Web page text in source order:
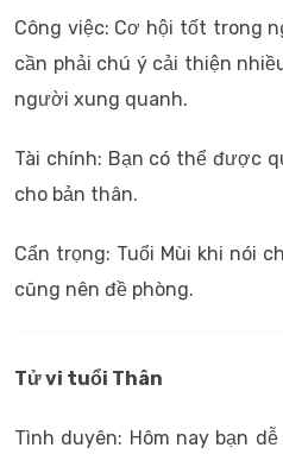
Công việc: Cơ hội tốt trong
cần phải chú ý cải thiện
người xung quanh.
Tài chính: Bạn có thể được
cho bản thân.
Cẩn trọng: Tuổi Mùi khi nói
cũng nên đề phòng.
Tử vi tuổi Thân
Tình duyên: Hôm nay bạn